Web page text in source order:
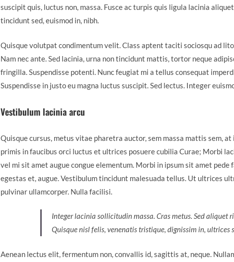
suscipit quis, luctus non, massa. Fusce ac turpis quis ligula lacinia
tincidunt sed, euismod in, nibh.
Quisque volutpat condimentum velit. Class aptent taciti sociosqu ad
Nam nec ante. Sed lacinia, urna non tincidunt mattis, tortor neque
fringilla. Suspendisse potenti. Nunc feugiat mi a tellus consequat
Suspendisse in justo eu magna luctus suscipit. Sed lectus. Integer
Vestibulum lacinia arcu
Quisque cursus, metus vitae pharetra auctor, sem massa mattis sem,
primis in faucibus orci luctus et ultrices posuere cubilia Curae; Morbi
vel mi sit amet augue congue elementum. Morbi in ipsum sit amet
egestas et, augue. Vestibulum tincidunt malesuada tellus. Ut ultrices
pulvinar ullamcorper. Nulla facilisi.
Integer lacinia sollicitudin massa. Cras metus. Sed aliquet
Quisque nisl felis, venenatis tristique, dignissim in, ultrices
Aenean lectus elit, fermentum non, convallis id, sagittis at, neque.